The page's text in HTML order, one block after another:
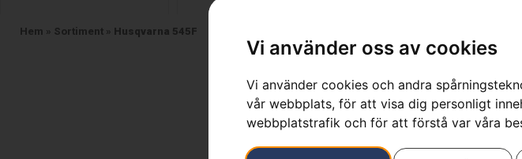
Vi använder oss av cookies
Vi använder cookies och andra
vår webbplats, för att visa dig personligt
webbplatstrafik och för att förstå var våra
Hem » Sortiment » Husqvarna 545F